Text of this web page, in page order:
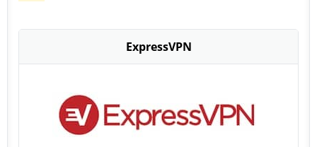
ExpressVPN